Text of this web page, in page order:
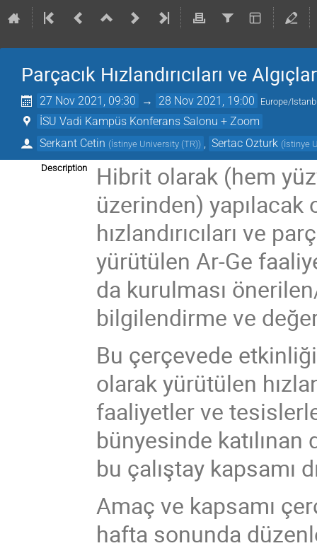
Parçacık Hızlandırıcıları ve
27 Nov 2021, 09:30 → 28 Nov 2021, 19:00 Europe/
İSU Vadi Kampüs Konferans Salonu + Zoom
Serkant Cetin (İstinye University (TR)) Sertac Ozturk (İstinye
Description
Hibrit olarak (hem
üzerinden) yapılacak
hızlandırıcıları ve
yürütülen Ar-Ge
da kurulması
bilgilendirme ve
Bu çerçevede
olarak yürütülen
faaliyetler ve
bünyesinde
bu çalıştay kapsamı
Amaç ve kapsamı
hafta sonunda